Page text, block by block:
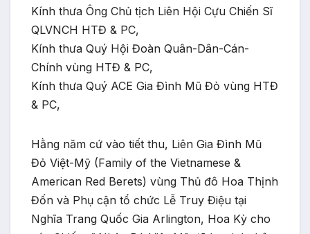
Kính thưa Ông Chủ tịch Liên Hội Cựu Chiến Sĩ
QLVNCH HTĐ & PC,
Kính thưa Quý Hội Đoàn Quân-Dân-Cán-
Chính vùng HTĐ & PC,
Kính thưa Quý ACE Gia Đình Mũ Đỏ vùng HTĐ
& PC,
Hằng năm cứ vào tiết thu, Liên Gia Đình Mũ
Đỏ Việt-Mỹ (Family of the Vietnamese &
American Red Berets) vùng Thủ đô Hoa Thịnh
Đốn và Phụ cận tổ chức Lễ Truy Điệu tại
Nghĩa Trang Quốc Gia Arlington, Hoa Kỳ cho